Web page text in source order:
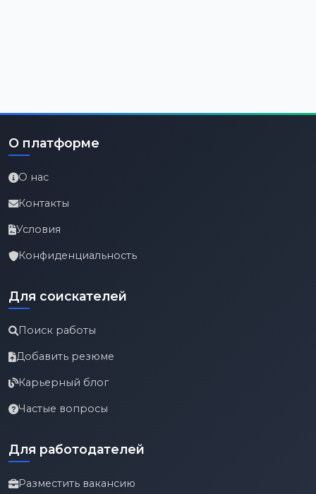
О платформе
О нас
Контакты
Условия
Конфиденциальность
Для соискателей
Поиск работы
Добавить резюме
Карьерный блог
Частые вопросы
Для работодателей
Разместить вакансию